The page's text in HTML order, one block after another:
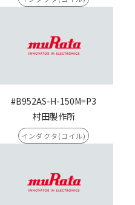
#B952AS-H-150M=P3
村田製作所
インダクタ(コイル)